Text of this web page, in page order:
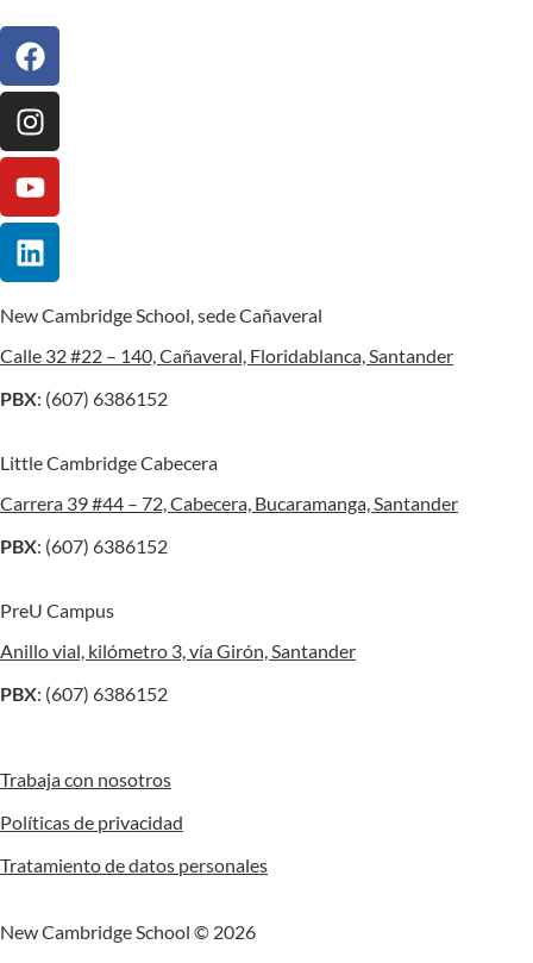
New Cambridge School, sede Cañaveral
Calle 32 #22 – 140, Cañaveral, Floridablanca, Santander
PBX: (607) 6386152
Little Cambridge Cabecera
Carrera 39 #44 – 72, Cabecera, Bucaramanga, Santander
PBX: (607) 6386152
PreU Campus
Anillo vial, kilómetro 3, vía Girón, Santander
PBX: (607) 6386152
Trabaja con nosotros
Políticas de privacidad
Tratamiento de datos personales
New Cambridge School © 2026